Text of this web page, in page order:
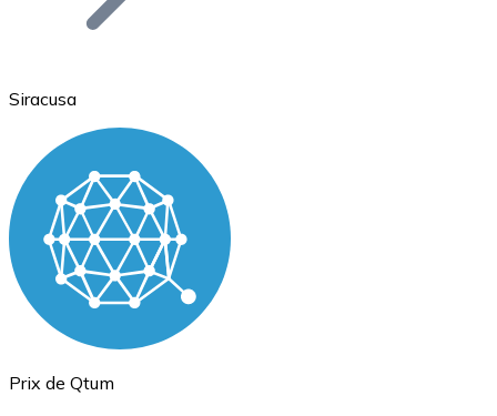
Ethereum
ETH
Siracusa
Prix de Qtum